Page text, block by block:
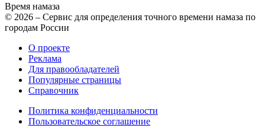
Время намаза
© 2026 – Сервис для определения точного времени намаза по
городам России
О проекте
Реклама
Для правообладателей
Популярные страницы
Справочник
Политика конфиденциальности
Пользовательское соглашение